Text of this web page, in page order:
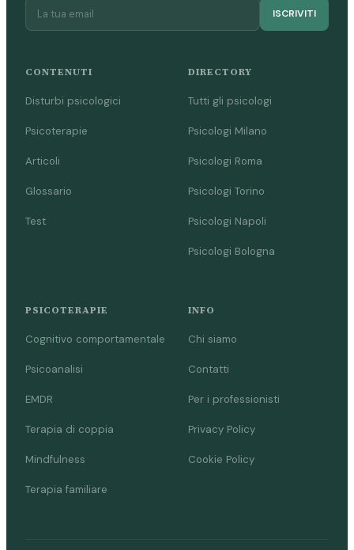
ISCRIVITI
CONTENUTI
Disturbi psicologici
Psicoterapie
Articoli
Glossario
Test
DIRECTORY
Tutti gli psicologi
Psicologi Milano
Psicologi Roma
Psicologi Torino
Psicologi Napoli
Psicologi Bologna
PSICOTERAPIE
Cognitivo comportamentale
Psicoanalisi
EMDR
Terapia di coppia
Mindfulness
Terapia familiare
INFO
Chi siamo
Contatti
Per i professionisti
Privacy Policy
Cookie Policy